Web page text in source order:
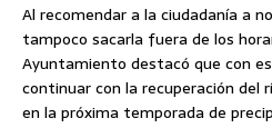
Al recomendar a la ciudadanía a
tampoco sacarla fuera de los
Ayuntamiento destacó que con
continuar con la recuperación del
en la próxima temporada de